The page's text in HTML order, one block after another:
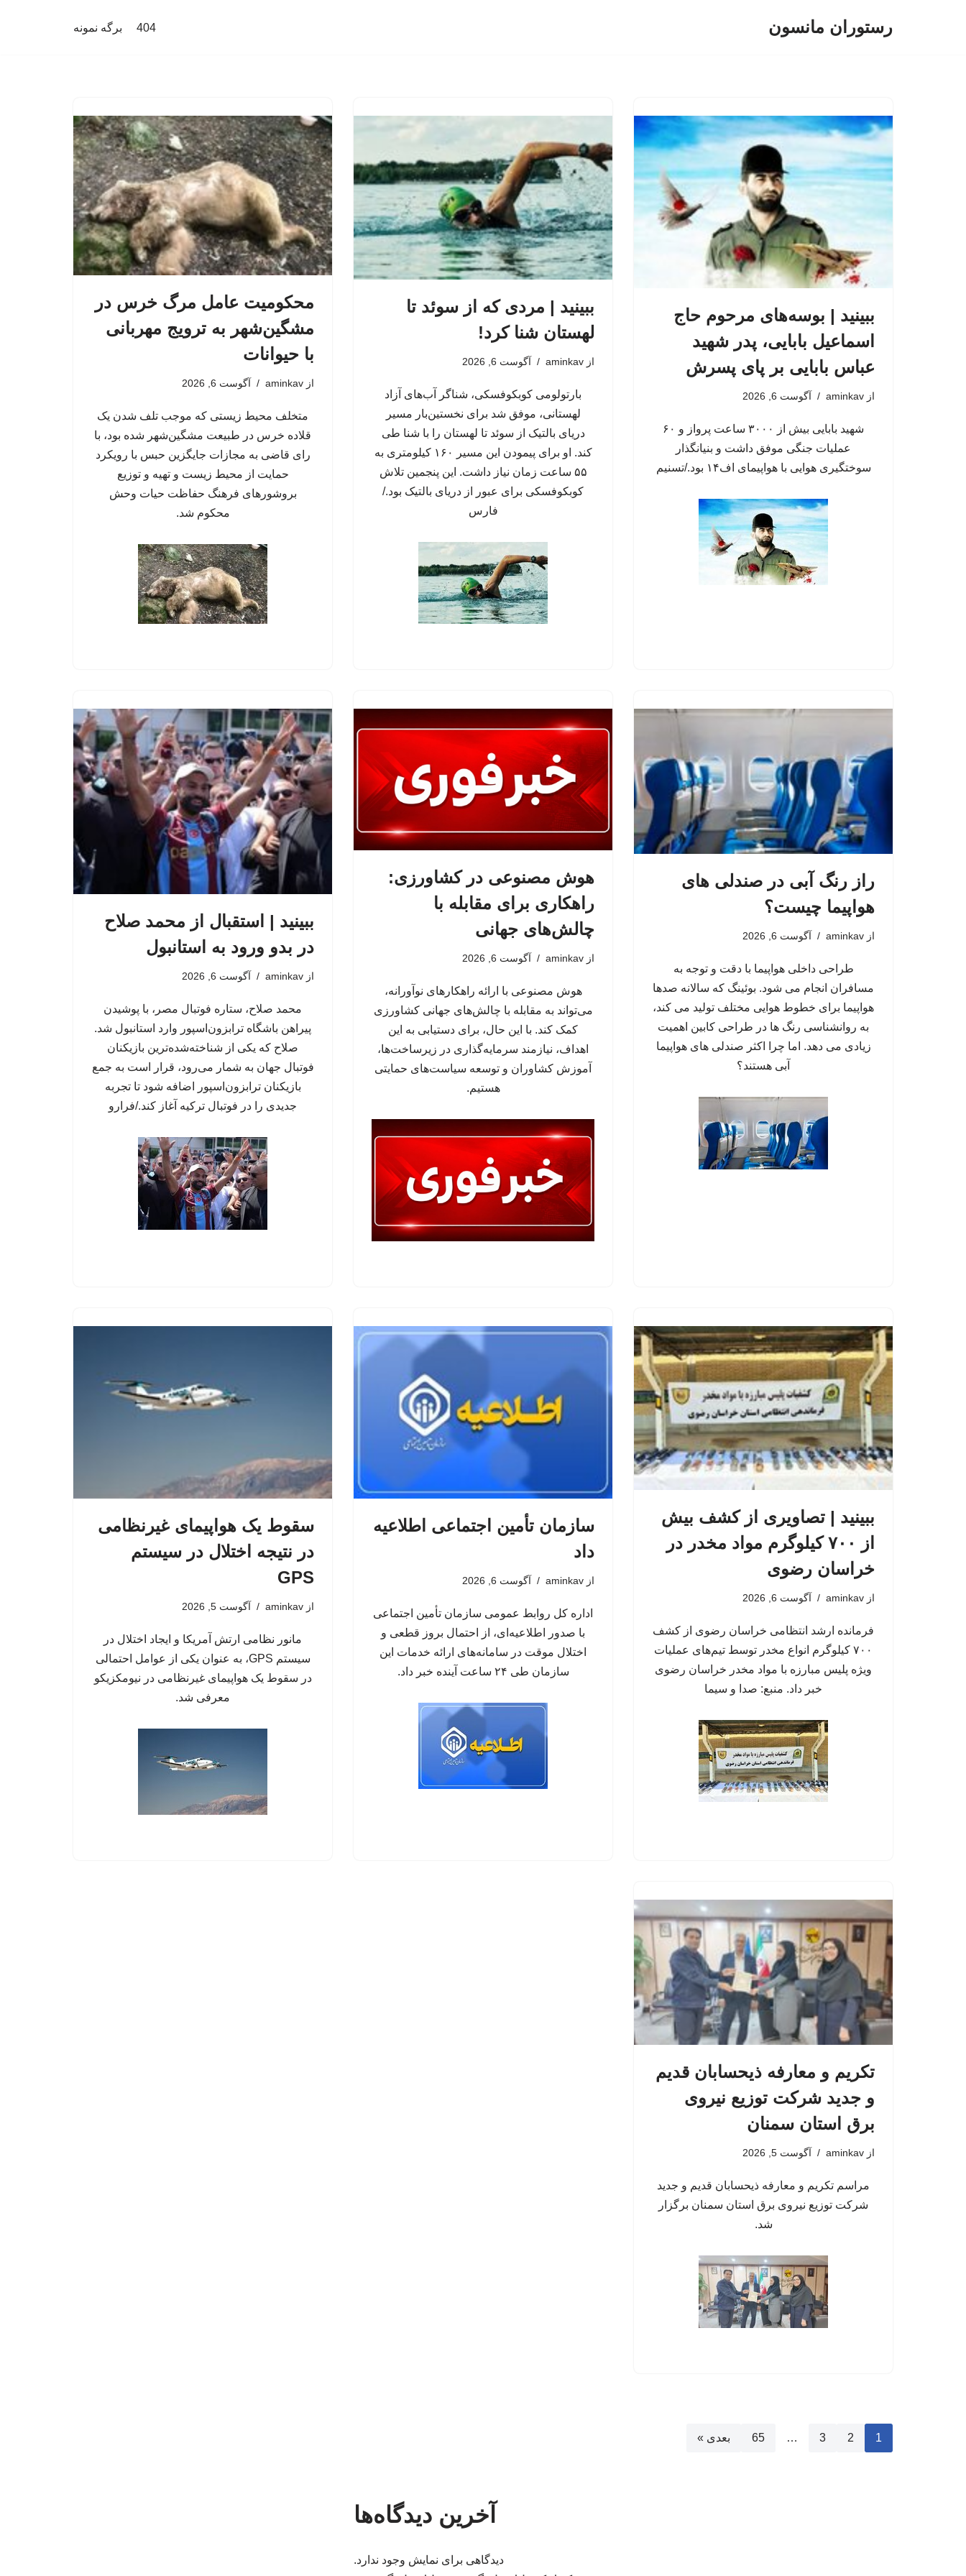
رستوران مانسون 404 برگه نمونه
ببینید | بوسه‌های مرحوم حاج
اسماعیل بابایی، پدر شهید
عباس بابایی بر پای پسرش
از aminkav آگوست 6, 2026
شهید بابایی بیش از ۳۰۰۰ ساعت پرواز و ۶۰
عملیات جنگی موفق داشت و بنیانگذار
سوختگیری هوایی با هواپیمای اف۱۴ بود./تسنیم
ببینید | مردی که از سوئد تا
لهستان شنا کرد!
از aminkav آگوست 6, 2026
بارتولومی کوبکوفسکی، شناگر آب‌های آزاد
لهستانی، موفق شد برای نخستین‌بار مسیر
دریای بالتیک از سوئد تا لهستان را با شنا طی
کند. او برای پیمودن این مسیر ۱۶۰ کیلومتری به
۵۵ ساعت زمان نیاز داشت. این پنجمین تلاش
کوبکوفسکی برای عبور از دریای بالتیک بود./
فارس
محکومیت عامل مرگ خرس در
مشگین‌شهر به ترویج مهربانی
با حیوانات
از aminkav آگوست 6, 2026
متخلف محیط زیستی که موجب تلف شدن یک
قلاده خرس در طبیعت مشگین‌شهر شده بود، با
رای قاضی به مجازات جایگزین حبس با رویکرد
حمایت از محیط زیست و تهیه و توزیع
بروشورهای فرهنگ حفاظت حیات وحش
محکوم شد.
راز رنگ آبی در صندلی های
هواپیما چیست؟
از aminkav آگوست 6, 2026
طراحی داخلی هواپیما با دقت و توجه به
مسافران انجام می شود. بوئینگ که سالانه صدها
هواپیما برای خطوط هوایی مختلف تولید می کند،
به روانشناسی رنگ ها در طراحی کابین اهمیت
زیادی می دهد. اما چرا اکثر صندلی های هواپیما
آبی هستند؟
هوش مصنوعی در کشاورزی:
راهکاری برای مقابله با
چالش‌های جهانی
از aminkav آگوست 6, 2026
هوش مصنوعی با ارائه راهکارهای نوآورانه،
می‌تواند به مقابله با چالش‌های جهانی کشاورزی
کمک کند. با این حال، برای دستیابی به این
اهداف، نیازمند سرمایه‌گذاری در زیرساخت‌ها،
آموزش کشاوران و توسعه سیاست‌های حمایتی
هستیم.
ببینید | استقبال از محمد صلاح
در بدو ورود به استانبول
از aminkav آگوست 6, 2026
محمد صلاح، ستاره فوتبال مصر، با پوشیدن
پیراهن باشگاه ترابزون‌اسپور وارد استانبول شد.
صلاح که یکی از شناخته‌شده‌ترین بازیکنان
فوتبال جهان به شمار می‌رود، قرار است به جمع
بازیکنان ترابزون‌اسپور اضافه شود تا تجربه
جدیدی را در فوتبال ترکیه آغاز کند./فرارو
ببینید | تصاویری از کشف بیش
از ۷۰۰ کیلوگرم مواد مخدر در
خراسان رضوی
از aminkav آگوست 6, 2026
فرمانده ارشد انتظامی خراسان رضوی از کشف
۷۰۰ کیلوگرم انواع مخدر توسط تیم‌های عملیات
ویژه پلیس مبارزه با مواد مخدر خراسان رضوی
خبر داد. منبع: صدا و سیما
سازمان تأمین اجتماعی اطلاعیه
داد
از aminkav آگوست 6, 2026
اداره کل روابط عمومی سازمان تأمین اجتماعی
با صدور اطلاعیه‌ای، از احتمال بروز قطعی و
اختلال موقت در سامانه‌های ارائه خدمات این
سازمان طی ۲۴ ساعت آینده خبر داد.
سقوط یک هواپیمای غیرنظامی
در نتیجه اختلال در سیستم‌
GPS
از aminkav آگوست 5, 2026
مانور نظامی ارتش آمریکا و ایجاد اختلال در
سیستم‌ GPS، به عنوان یکی از عوامل احتمالی
در سقوط یک هواپیمای غیرنظامی در نیومکزیکو
معرفی شد.
تکریم و معارفه ذیحسابان قدیم
و جدید شرکت توزیع نیروی
برق استان سمنان
از aminkav آگوست 5, 2026
مراسم تکریم و معارفه ذیحسابان قدیم و جدید
شرکت توزیع نیروی برق استان سمنان برگزار
شد.
1
2
3
…
65 بعدی »
آخرین دیدگاه‌ها
دیدگاهی برای نمایش وجود ندارد.